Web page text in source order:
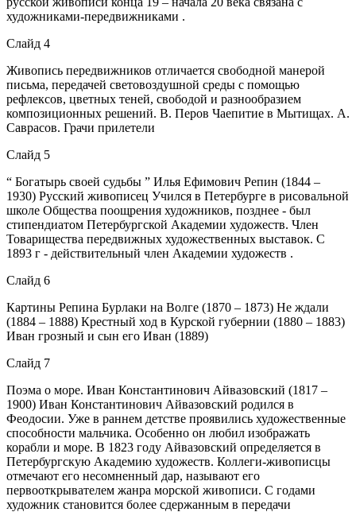
художниками-передвижниками .
Слайд 4
Живопись передвижников отличается свободной манерой
письма, передачей световоздушной среды с помощью
рефлексов, цветных теней, свободой и разнообразием
композиционных решений. В. Перов Чаепитие в Мытищах. А.
Саврасов. Грачи прилетели
Слайд 5
“ Богатырь своей судьбы ” Илья Ефимович Репин (1844 –
1930) Русский живописец Учился в Петербурге в рисовальной
школе Общества поощрения художников, позднее - был
стипендиатом Петербургской Академии художеств. Член
Товарищества передвижных художественных выставок. С
1893 г - действительный член Академии художеств .
Слайд 6
Картины Репина Бурлаки на Волге (1870 – 1873) Не ждали
(1884 – 1888) Крестный ход в Курской губернии (1880 – 1883)
Иван грозный и сын его Иван (1889)
Слайд 7
Поэма о море. Иван Константинович Айвазовский (1817 –
1900) Иван Константинович Айвазовский родился в
Феодосии. Уже в раннем детстве проявились художественные
способности мальчика. Особенно он любил изображать
корабли и море. В 1823 году Айвазовский определяется в
Петербургскую Академию художеств. Коллеги-живописцы
отмечают его несомненный дар, называют его
первооткрывателем жанра морской живописи. С годами
художник становится более сдержанным в передачи